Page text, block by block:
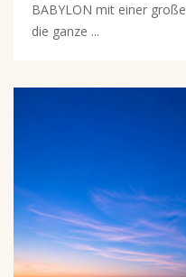
BABYLON mit einer
die ganze ...